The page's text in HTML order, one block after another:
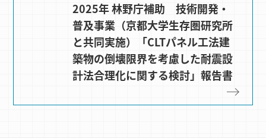
2025年 林野庁補助 技術開発・
普及事業（京都大学生存圏研究所
と共同実施）「CLTパネル工法建
築物の倒壊限界を考慮した耐震設
計法合理化に関する検討」報告書